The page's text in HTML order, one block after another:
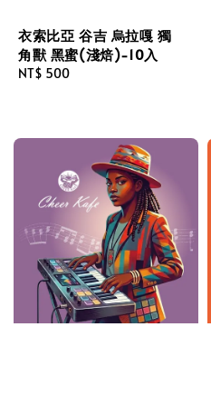
衣索比亞 谷吉 烏拉嘎 獨
角獸 黑蜜(淺焙)-10入
Regular
NT$ 500